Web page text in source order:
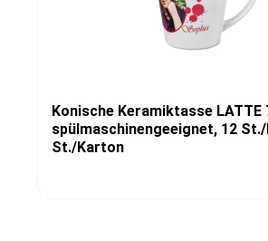
Konische Keramiktasse LATTE
spülmaschinengeeignet, 12
St./Karton